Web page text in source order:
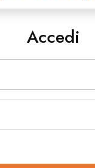
Accedi